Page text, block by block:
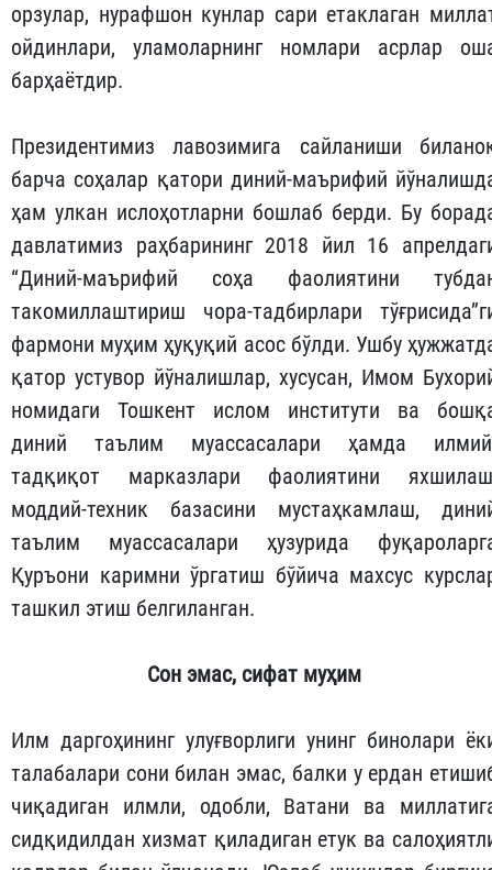
орзулар, нурафшон кунлар сари етаклаган
ойдинлари, уламоларнинг номлари асрлар
барҳаётдир.
Президентимиз лавозимига сайланиши
барча соҳалар қатори диний-маърифий
ҳам улкан ислоҳотларни бошлаб берди. Бу
давлатимиз раҳбарининг 2018 йил 16
“Диний-маърифий соҳа фаолиятини
такомиллаштириш чора-тадбирлари
фармони муҳим ҳуқуқий асос бўлди. Ушбу
қатор устувор йўналишлар, хусусан, Имом
номидаги Тошкент ислом институти ва
диний таълим муассасалари ҳамда
тадқиқот марказлари фаолиятини
моддий-техник базасини мустаҳкамлаш,
таълим муассасалари ҳузурида
Қуръони каримни ўргатиш бўйича махсус
ташкил этиш белгиланган.
Сон эмас, сифат муҳим
Илм даргоҳининг улуғворлиги унинг бинолари
талабалари сони билан эмас, балки у ердан
чиқадиган илмли, одобли, Ватани ва
сидқидилдан хизмат қиладиган етук ва